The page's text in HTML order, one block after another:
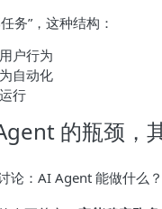
务”，这种结构：
户行为
自动化
行
的瓶颈，
论：AI Agent 能做什么？